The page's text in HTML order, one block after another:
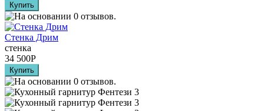
Стенка Дрим
стенка
34 500Р